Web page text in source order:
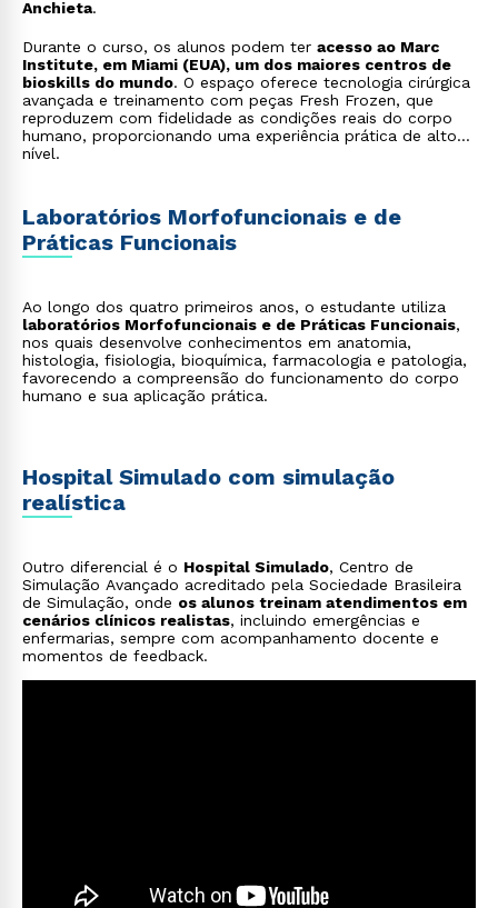
Anchieta.
Durante o curso, os alunos podem ter acesso ao Marc
Institute, em Miami (EUA), um dos maiores centros de
bioskills do mundo. O espaço oferece tecnologia cirúrgica
avançada e treinamento com peças Fresh Frozen, que
reproduzem com fidelidade as condições reais do corpo
humano, proporcionando uma experiência prática de alto
nível.
Laboratórios Morfofuncionais e de
Práticas Funcionais
Ao longo dos quatro primeiros anos, o estudante utiliza
laboratórios Morfofuncionais e de Práticas Funcionais,
nos quais desenvolve conhecimentos em anatomia,
histologia, fisiologia, bioquímica, farmacologia e patologia,
favorecendo a compreensão do funcionamento do corpo
humano e sua aplicação prática.
Hospital Simulado com simulação
realística
Outro diferencial é o Hospital Simulado, Centro de
Simulação Avançado acreditado pela Sociedade Brasileira
de Simulação, onde os alunos treinam atendimentos em
cenários clínicos realistas, incluindo emergências e
enfermarias, sempre com acompanhamento docente e
momentos de feedback.